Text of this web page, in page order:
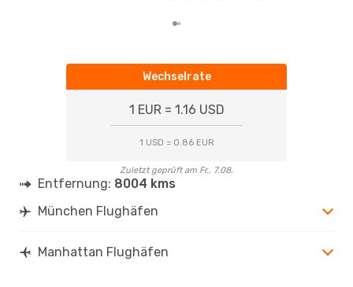
Wechselrate
1 EUR = 1.16 USD
1 USD = 0.86 EUR
Zuletzt geprüft am Fr., 7.08.
Entfernung: 8004 kms
München Flughäfen
Manhattan Flughäfen